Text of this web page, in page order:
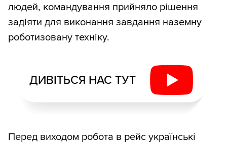
людей, командування прийняло рішення
задіяти для виконання завдання наземну
роботизовану техніку.
ДИВІТЬСЯ НАС ТУТ
Перед виходом робота в рейс українські